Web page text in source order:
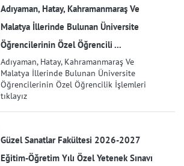
Adıyaman, Hatay, Kahramanmaraş Ve
Malatya İllerinde Bulunan Üniversite
Öğrencilerinin Özel Öğrencili ...
Adıyaman, Hatay, Kahramanmaraş Ve
Malatya İllerinde Bulunan Üniversite
Öğrencilerinin Özel Öğrencilik İşlemleri
tıklayız
Güzel Sanatlar Fakültesi 2026-2027
Eğitim-Öğretim Yılı Özel Yetenek Sınavı